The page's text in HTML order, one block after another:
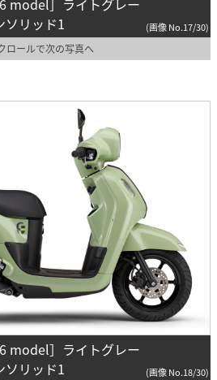
model］ライトグレー
ソリッド1
(画像 No.17/30)
ロールで次の写真へ
model］ライトグレー
ソリッド1
(画像 No.18/30)